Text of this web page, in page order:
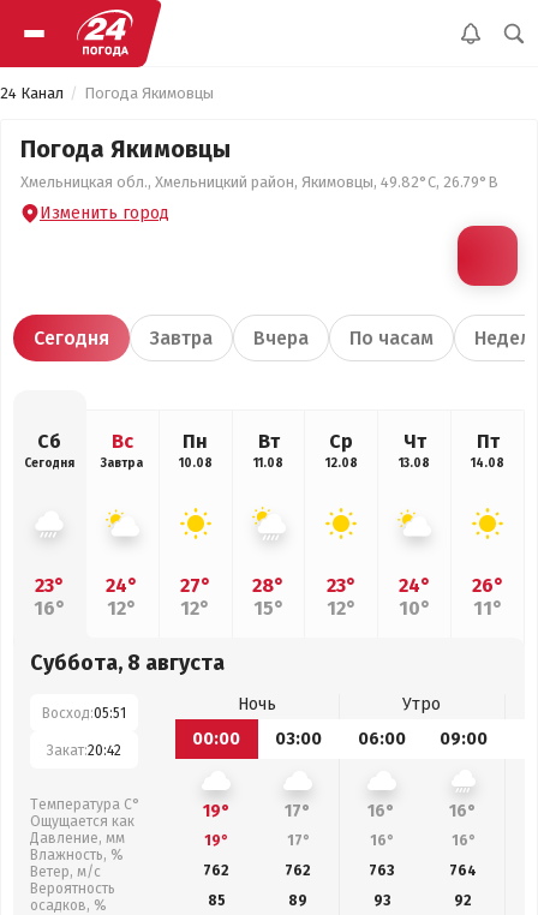
24 Канал Погода Якимовцы
Погода Якимовцы
Хмельницкая обл., Хмельницкий район, Якимовцы, 49.82°С, 26.79°В
Изменить город
Сегодня Завтра Вчера По часам
Сб
Сегодня
23°
16°
Вс
Завтра
24°
12°
Пн
10.08
27°
12°
Вт
11.08
28°
15°
Ср
12.08
23°
12°
Чт
13.08
24°
10°
Пт
14.08
26°
11°
Суббота, 8 августа
Восход:05:51
Закат:20:42
Температура С°
Ощущается как
Давление, мм
Влажность, %
Ветер, м/с
Вероятность
осадков, %
Ночь
Утро
00:00
03:00 06:00 09:00
19° 17° 16° 16°
19° 17° 16° 16°
762
762 763 764
85
89 93 92